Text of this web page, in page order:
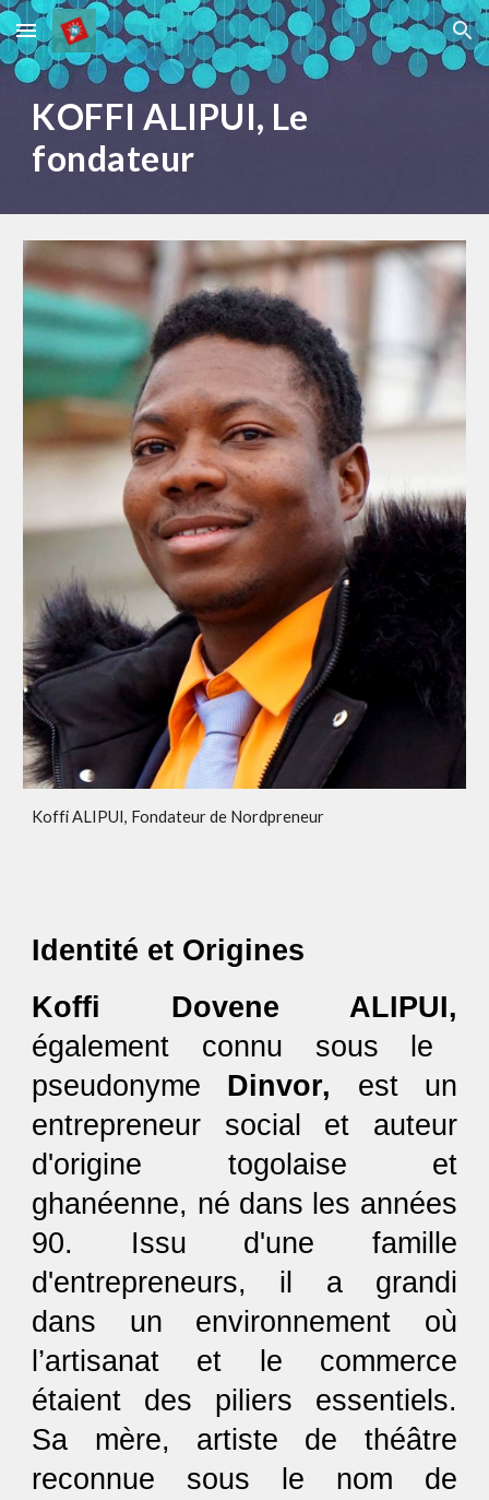
Skip to main content Skip to navigation
KOFFI ALIPUI, Le
fondateur
Koffi ALIPUI, Fondateur de Nordpreneur
Identité et Origines
Koffi Dovene ALIPUI,
également connu sous le
pseudonyme Dinvor, est un
entrepreneur social et auteur
d'origine togolaise et
ghanéenne, né dans les années
90. Issu d'une famille
d'entrepreneurs, il a grandi
dans un environnement où
l’artisanat et le commerce
étaient des piliers essentiels.
Sa mère, artiste de théâtre
reconnue sous le nom de